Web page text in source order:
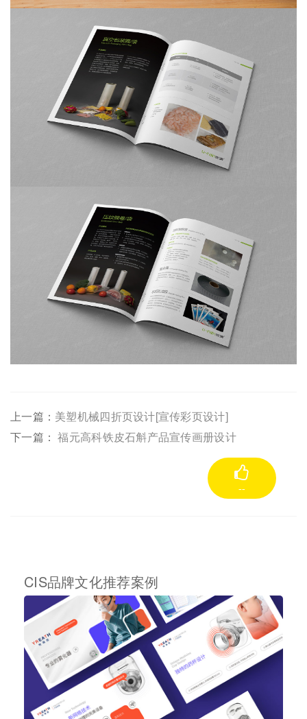
上一篇： 美塑机械四折页设计[宣传彩页设计]
下一篇：福元高科铁皮石斛产品宣传画册设计
--
CIS品牌文化推荐案例